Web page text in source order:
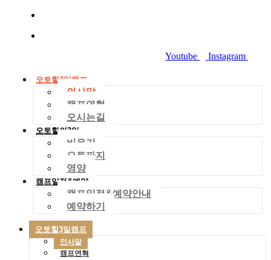
Youtube Instagram
오토힐3일캠프
인사말
캠프연혁
오시는길
오토힐의3일
비우기
오토파지
영양
캠프일정&예약
캠프일정&예약안내
예약하기
오토힐3일캠프
인사말
캠프연혁